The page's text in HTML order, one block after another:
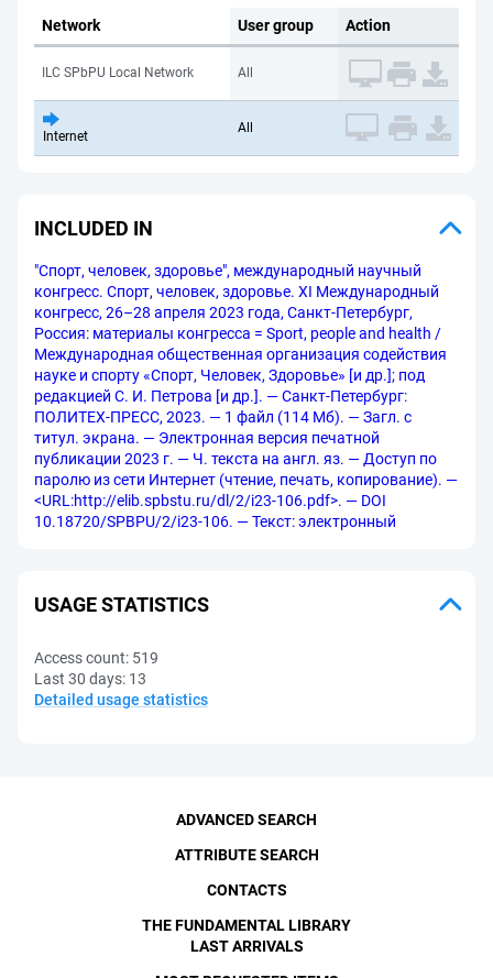
Network User group Action
ILC SPbPU Local Network All
Internet
All
INCLUDED IN
"Спорт, человек, здоровье", международный научный
конгресс. Спорт, человек, здоровье. XI Международный
конгресс, 26–28 апреля 2023 года, Санкт-Петербург,
Россия: материалы конгресса = Sport, people and health /
Международная общественная организация содействия
науке и спорту «Спорт, Человек, Здоровье» [и др.]; под
редакцией С. И. Петрова [и др.]. — Санкт-Петербург:
ПОЛИТЕХ-ПРЕСС, 2023. — 1 файл (114 Мб). — Загл. с
титул. экрана. — Электронная версия печатной
публикации 2023 г. — Ч. текста на англ. яз. — Доступ по
паролю из сети Интернет (чтение, печать, копирование). —
<URL:http://elib.spbstu.ru/dl/2/i23-106.pdf>. — DOI
10.18720/SPBPU/2/i23-106. — Текст: электронный
USAGE STATISTICS
Access count: 519
Last 30 days: 13
Detailed usage statistics
ADVANCED SEARCH
ATTRIBUTE SEARCH
CONTACTS
THE FUNDAMENTAL LIBRARY
LAST ARRIVALS